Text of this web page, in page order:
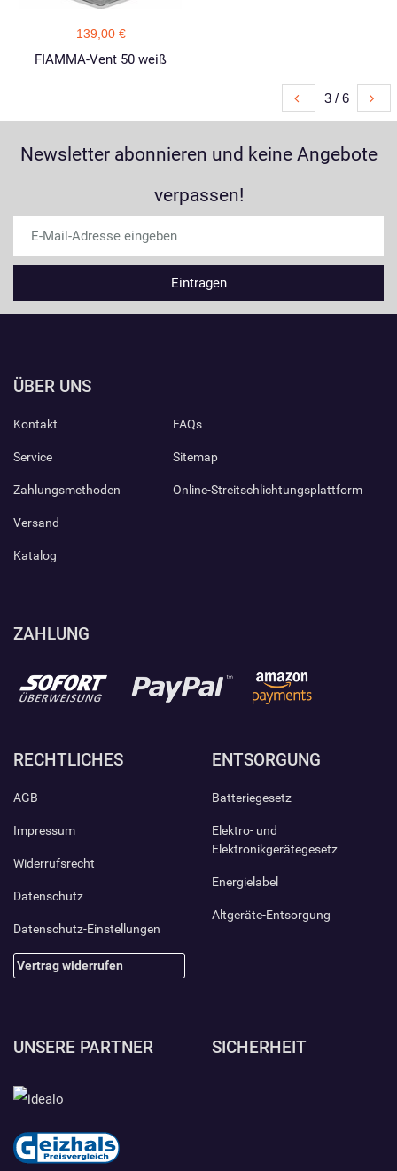
139,00 €
FIAMMA-Vent 50 weiß
3 / 6
Newsletter abonnieren und keine Angebote
verpassen!
ÜBER UNS
Kontakt
Service
Zahlungsmethoden
Versand
Katalog
FAQs
Sitemap
Online-Streitschlichtungsplattform
ZAHLUNG
RECHTLICHES
AGB
Impressum
Widerrufsrecht
Datenschutz
Datenschutz-Einstellungen
Vertrag widerrufen
ENTSORGUNG
Batteriegesetz
Elektro- und
Elektronikgerätegesetz
Energielabel
Altgeräte-Entsorgung
UNSERE PARTNER SICHERHEIT